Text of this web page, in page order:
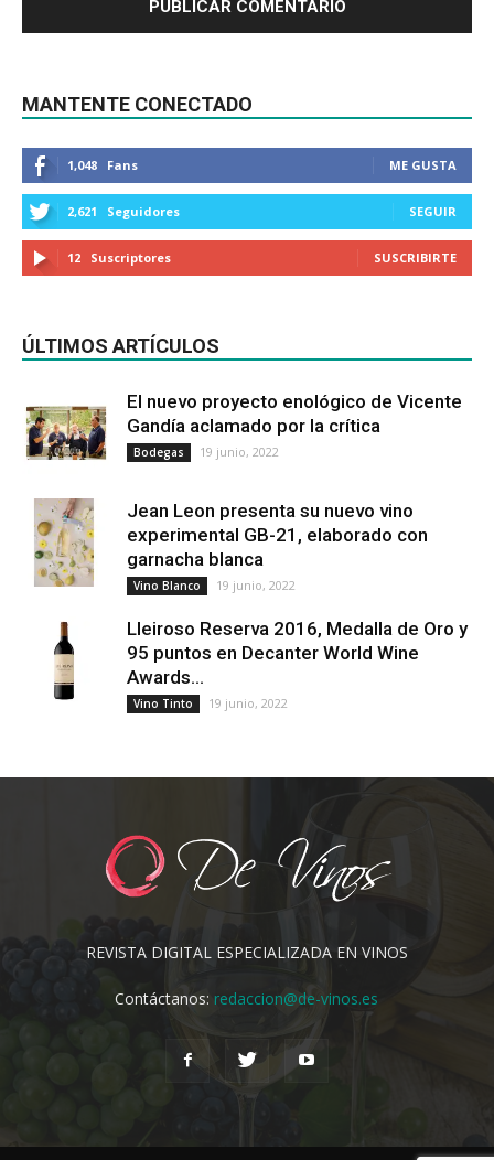
MANTENTE CONECTADO
1,048 Fans ME GUSTA
2,621 Seguidores SEGUIR
12 Suscriptores SUSCRIBIRTE
ÚLTIMOS ARTÍCULOS
El nuevo proyecto enológico de Vicente
Gandía aclamado por la crítica
Bodegas 19 junio, 2022
Jean Leon presenta su nuevo vino
experimental GB-21, elaborado con
garnacha blanca
Vino Blanco 19 junio, 2022
Lleiroso Reserva 2016, Medalla de Oro y
95 puntos en Decanter World Wine
Awards...
Vino Tinto 19 junio, 2022
REVISTA DIGITAL ESPECIALIZADA EN VINOS
Contáctanos:redaccion@de-vinos.es